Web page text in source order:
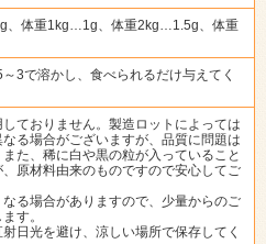
、体重1kg…1g、体重2kg…1.5g、体重
3で溶かし、食べられるだけ与えてく
しておりません。製造ロットによっては
る場合がございますが、品質に問題は
た、稀に白や黒の粒が入っていること
原材料由来のものですので安心してご
なる場合がありますので、少量からのご
す。
射日光を避け、涼しい場所で保存してく